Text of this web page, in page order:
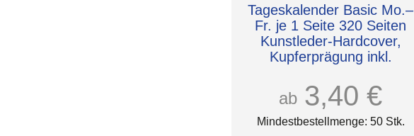
Tageskalender Basic Mo.–
Fr. je 1 Seite 320 Seiten
Kunstleder-Hardcover,
Kupferprägung inkl.
ab 3,40 €
Mindestbestellmenge: 50 Stk.